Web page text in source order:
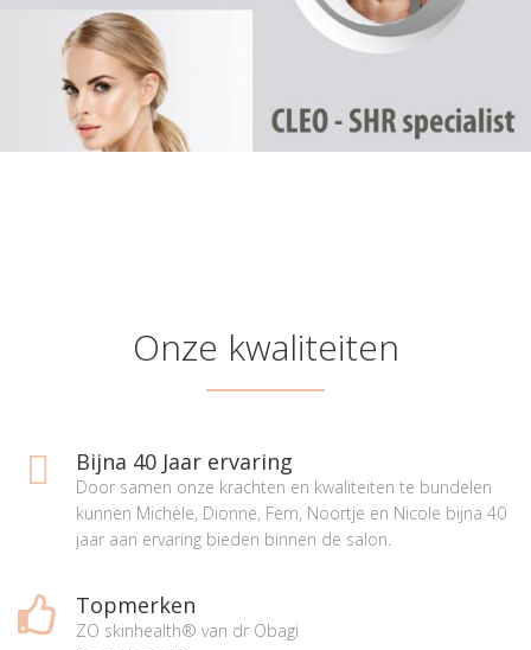
Onze kwaliteiten
Bijna 40 Jaar ervaring
Door samen onze krachten en kwaliteiten te bundelen
kunnen Michèle, Dionne, Fem, Noortje en Nicole bijna 40
jaar aan ervaring bieden binnen de salon.
Topmerken
ZO skinhealth® van dr Obagi